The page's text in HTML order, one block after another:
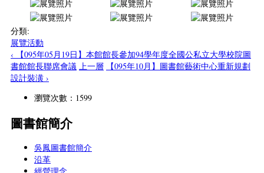
分類:
展覽活動
‹ 【095年05月19日】本館館長參加94學年度全國公私立大學校院圖
書館館長聯席會議 上一層
【095年10月】圖書館藝術中心重新規劃
設計裝潢 ›
瀏覽次數：1599
圖書館簡介
吳鳳圖書館簡介
沿革